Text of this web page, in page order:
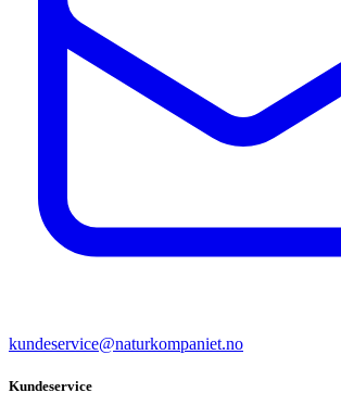
kundeservice@naturkompaniet.no
Kundeservice